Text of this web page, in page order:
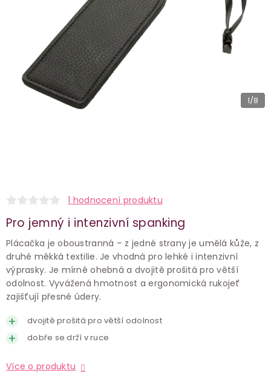
1/8
1 hodnocení produktu
Pro jemný i intenzivní spanking
Plácačka je oboustranná – z jedné strany je umělá kůže, z
druhé měkká textilie. Je vhodná pro lehké i intenzivní
výprasky. Je mírně ohebná a dvojitě prošitá pro větší
odolnost. Vyvážená hmotnost a ergonomická rukojeť
zajišťují přesné údery.
dvojitě prošitá pro větší odolnost
dobře se drží v ruce
Více o produktu